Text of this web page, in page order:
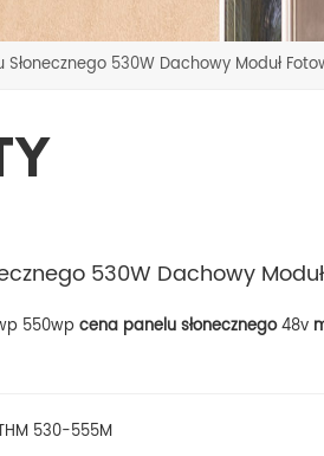
Słonecznego 530W Dachowy Moduł
530W Dachowy
550wpcena panelu słonecznego48v
530-555M